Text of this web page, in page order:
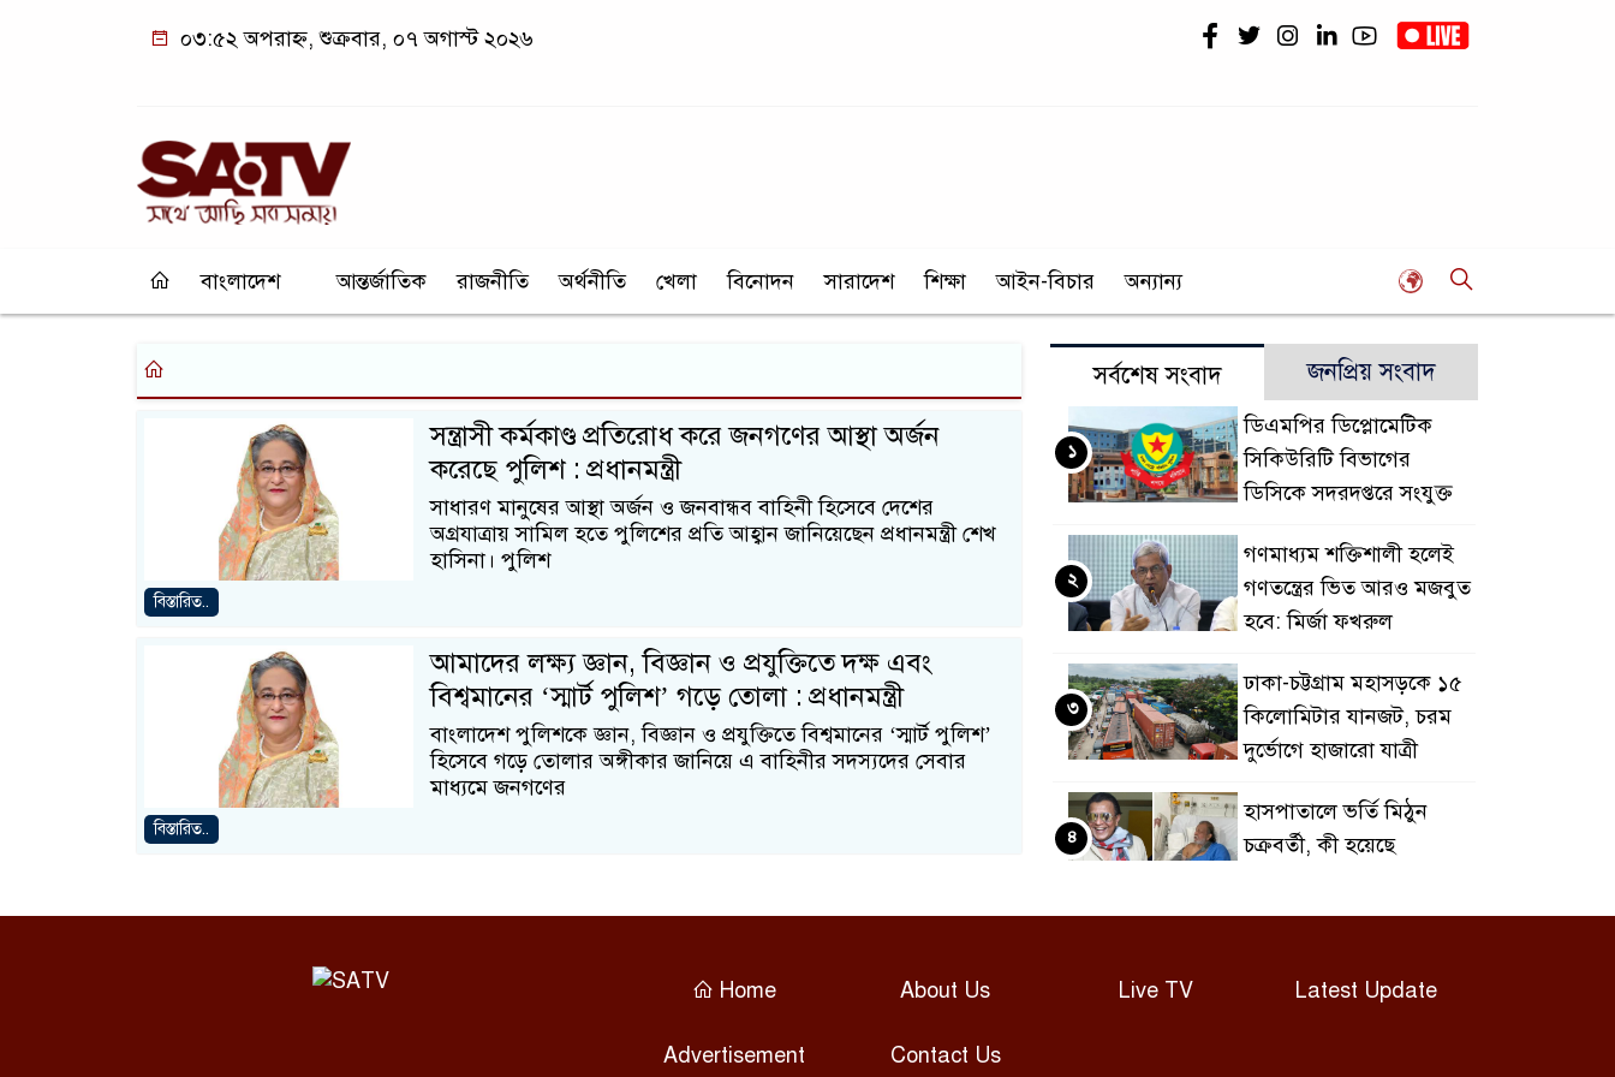
০৩:৫২ অপরাহ্ন, শুক্রবার, ০৭ অগাস্ট ২০২৬
বাংলাদেশ আন্তর্জাতিক রাজনীতি অর্থনীতি খেলা বিনোদন সারাদেশ শিক্ষা আইন-বিচার অন্যান্য
সন্ত্রাসী কর্মকাণ্ড প্রতিরোধ করে জনগণের আস্থা অর্জন
করেছে পুলিশ : প্রধানমন্ত্রী
সাধারণ মানুষের আস্থা অর্জন ও জনবান্ধব বাহিনী হিসেবে দেশের
অগ্রযাত্রায় সামিল হতে পুলিশের প্রতি আহ্বান জানিয়েছেন প্রধানমন্ত্রী শেখ
হাসিনা। পুলিশ
বিস্তারিত..
আমাদের লক্ষ্য জ্ঞান, বিজ্ঞান ও প্রযুক্তিতে দক্ষ এবং
বিশ্বমানের ‘স্মার্ট পুলিশ’ গড়ে তোলা : প্রধানমন্ত্রী
বাংলাদেশ পুলিশকে জ্ঞান, বিজ্ঞান ও প্রযুক্তিতে বিশ্বমানের ‘স্মার্ট পুলিশ’
হিসেবে গড়ে তোলার অঙ্গীকার জানিয়ে এ বাহিনীর সদস্যদের সেবার
মাধ্যমে জনগণের
বিস্তারিত..
সর্বশেষ সংবাদ জনপ্রিয় সংবাদ
ডিএমপির ডিপ্লোমেটিক
সিকিউরিটি বিভাগের
ডিসিকে সদরদপ্তরে সংযুক্ত
১
গণমাধ্যম শক্তিশালী হলেই
গণতন্ত্রের ভিত আরও মজবুত
হবে: মির্জা ফখরুল
২
ঢাকা-চট্টগ্রাম মহাসড়কে ১৫
কিলোমিটার যানজট, চরম
দুর্ভোগে হাজারো যাত্রী
৩
হাসপাতালে ভর্তি মিঠুন
চক্রবর্তী, কী হয়েছে
৪
কেরানীগঞ্জ থানায় জিডি
Home About Us Live TV Latest Update
Advertisement Contact Us